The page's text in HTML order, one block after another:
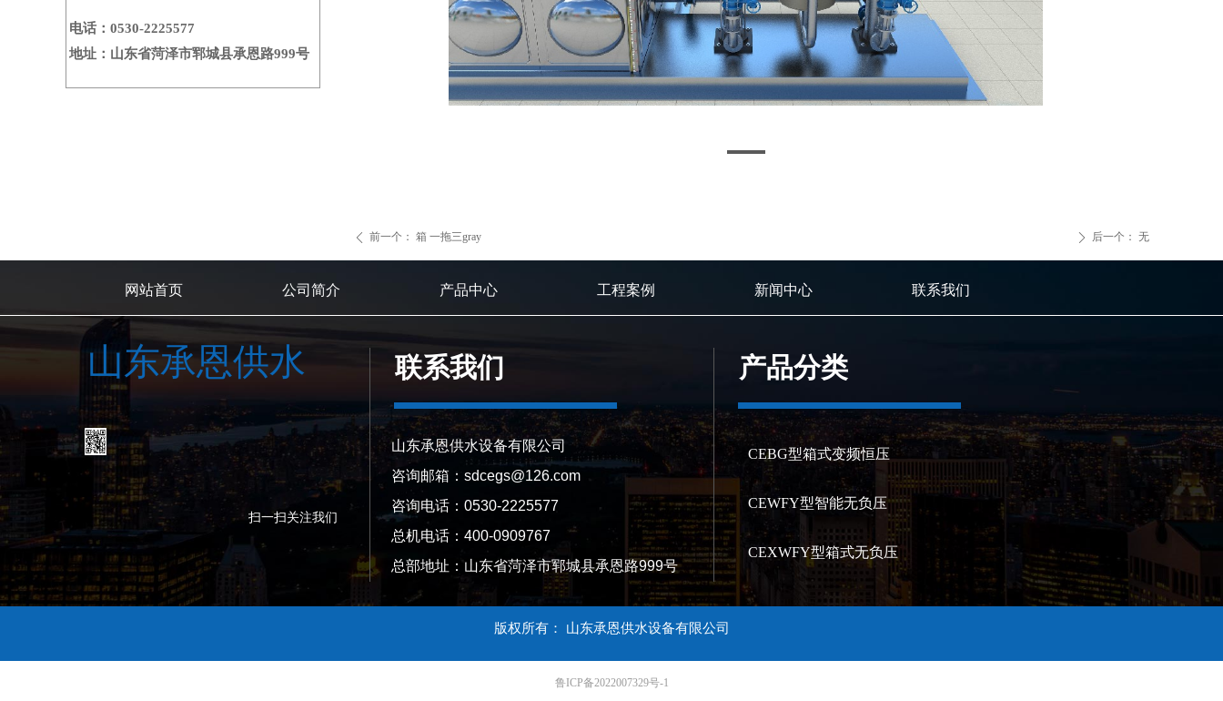
ꄴ 前一个： 箱 一拖三gray ꄲ 后一个： 无
电话： 0530-2225577
地址： 山东省菏泽市郓城县承恩路999号
网站首页 公司简介 产品中心 工程案例 新闻中心 联系我们
山东承恩供水
扫一扫关注我们
联系我们
山东承恩供水设备有限公司
咨询邮箱：sdcegs@126.com
咨询电话：0530-2225577
总机电话：400-0909767
总部地址：山东省菏泽市郓城县承恩路999号
产品分类
CEBG型箱式变频恒压
CEWFY型智能无负压
CEXWFY型箱式无负压
版权所有： 山东承恩供水设备有限公司
鲁ICP备2022007329号-1